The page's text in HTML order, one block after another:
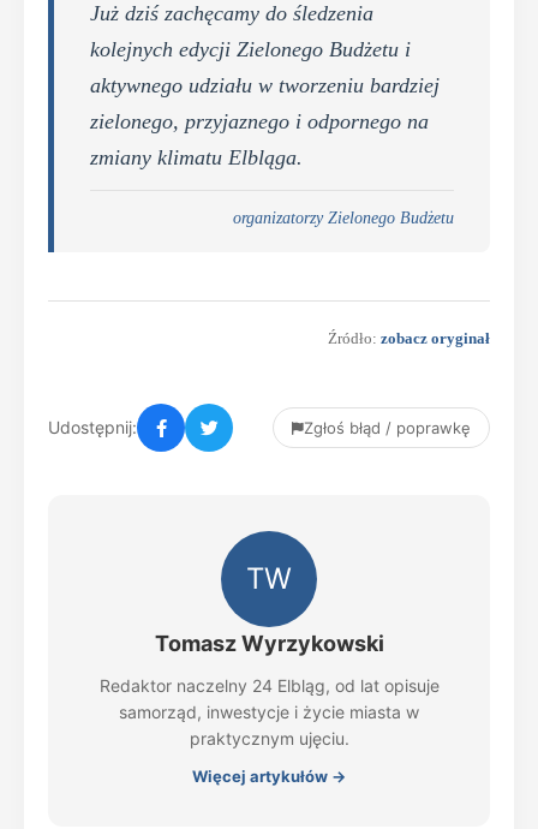
Już dziś zachęcamy do śledzenia
kolejnych edycji Zielonego Budżetu i
aktywnego udziału w tworzeniu bardziej
zielonego, przyjaznego i odpornego na
zmiany klimatu Elbląga.
organizatorzy Zielonego Budżetu
Źródło: zobacz oryginał
Udostępnij: Zgłoś błąd / poprawkę
TW
Tomasz Wyrzykowski
Redaktor naczelny 24 Elbląg, od lat opisuje
samorząd, inwestycje i życie miasta w
praktycznym ujęciu.
Więcej artykułów →